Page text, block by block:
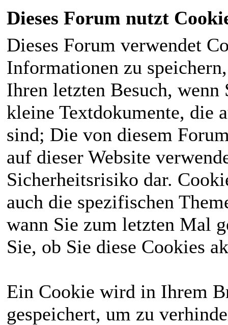
Dieses Forum nutzt
Dieses Forum verwendet
Informationen zu
Ihren letzten Besuch,
kleine Textdokumente, die
sind; Die von diesem
auf dieser Website
Sicherheitsrisiko dar.
auch die spezifischen
wann Sie zum letzten Mal
Sie, ob Sie diese Cookies
Ein Cookie wird in Ihrem
gespeichert, um zu